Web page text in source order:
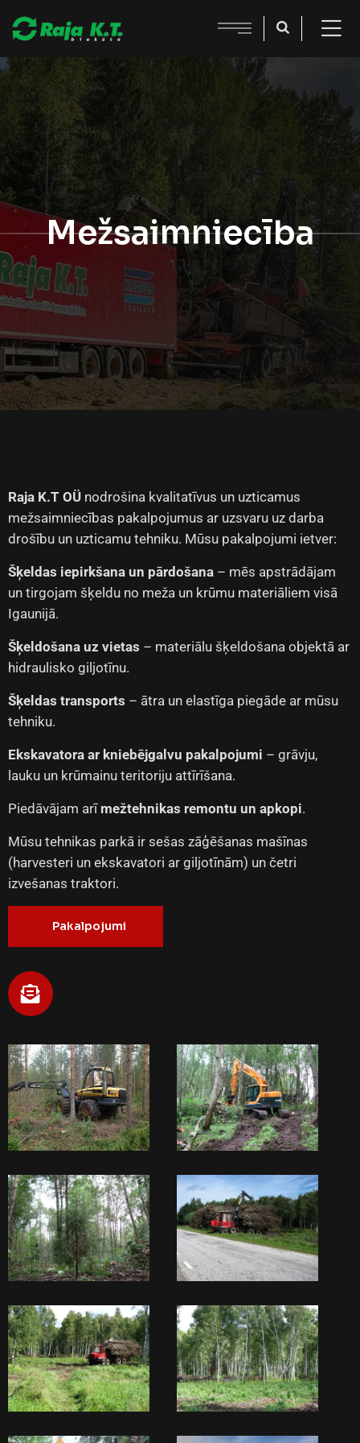
Mežsaimniecība
Raja K.T OÜ nodrošina kvalitatīvus un uzticamus
mežsaimniecības pakalpojumus ar uzsvaru uz darba
drošību un uzticamu tehniku. Mūsu pakalpojumi ietver:
Šķeldas iepirkšana un pārdošana – mēs apstrādājam
un tirgojam šķeldu no meža un krūmu materiāliem visā
Igaunijā.
Šķeldošana uz vietas – materiālu šķeldošana objektā ar
hidraulisko giljotīnu.
Šķeldas transports – ātra un elastīga piegāde ar mūsu
tehniku.
Ekskavatora ar kniebējgalvu pakalpojumi – grāvju,
lauku un krūmainu teritoriju attīrīšana.
Piedāvājam arī mežtehnikas remontu un apkopi.
Mūsu tehnikas parkā ir sešas zāģēšanas mašīnas
(harvesteri un ekskavatori ar giljotīnām) un četri
izvešanas traktori.
Pakalpojumi